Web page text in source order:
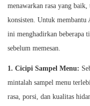
menawarkan rasa yang
konsisten. Untuk membantu
ini menghadirkan beberapa
sebelum memesan.
1. Cicipi Sampel Menu:
mintalah sampel menu
rasa, porsi, dan kualitas